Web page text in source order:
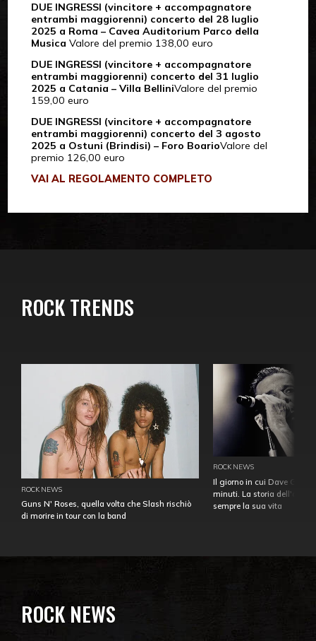
DUE INGRESSI (vincitore + accompagnatore
entrambi maggiorenni) concerto del 28 luglio
2025 a Roma – Cavea Auditorium Parco della
Musica Valore del premio 138,00 euro
DUE INGRESSI (vincitore + accompagnatore
entrambi maggiorenni) concerto del 31 luglio
2025 a Catania – Villa BelliniValore del premio
159,00 euro
DUE INGRESSI (vincitore + accompagnatore
entrambi maggiorenni) concerto del 3 agosto
2025 a Ostuni (Brindisi) – Foro BoarioValore del
premio 126,00 euro
VAI AL REGOLAMENTO COMPLETO
ROCK TRENDS
ROCK NEWS
Guns N' Roses, quella volta che Slash rischiò
di morire in tour con la band
ROCK NEWS
Il giorno in cui Dave
minuti. La storia
sempre la sua vita
ROCK NEWS